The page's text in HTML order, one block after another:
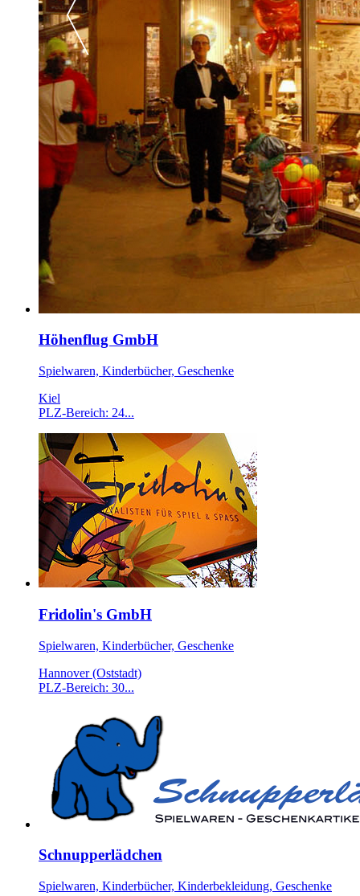
Höhenflug GmbH
Spielwaren, Kinderbücher, Geschenke
Kiel
PLZ-Bereich: 24...
Fridolin's GmbH
Spielwaren, Kinderbücher, Geschenke
Hannover (Oststadt)
PLZ-Bereich: 30...
Schnupperlädchen
Spielwaren, Kinderbücher, Kinderbekleidung, Geschenke